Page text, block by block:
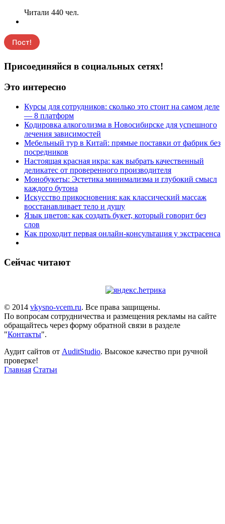
Читали 440 чел.
Присоединяйся в социальных сетях!
Это интересно
Курсы для сотрудников: сколько это стоит на самом деле
— 8 платформ
Кодировка алкоголизма в Новосибирске для успешного
лечения зависимостей
Мебельный тур в Китай: прямые поставки от фабрик без
посредников
Настоящая красная икра: как выбрать качественный
деликатес от проверенного производителя
Монобукеты: Эстетика минимализма и глубокий смысл
каждого бутона
Искусство прикосновения: как классический массаж
восстанавливает тело и душу
Язык цветов: как создать букет, который говорит без
слов
Как проходит первая онлайн-консультация у экстрасенса
Сейчас читают
© 2014 vkysno-vcem.ru. Все права защищены.
По вопросам сотрудничества и размещения рекламы на сайте
обращайтесь через форму обратной связи в разделе
"Контакты".
Аудит сайтов от AuditStudio. Высокое качество при ручной
проверке!
Главная Статьи